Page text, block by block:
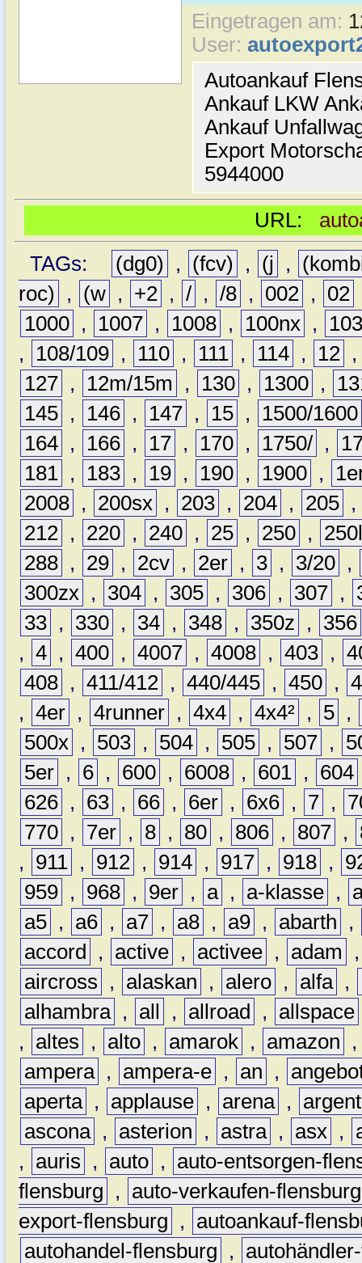
Eingetragen am:
User:
Autoankauf
Ankauf LKW
Ankauf
Export
5944000
URL:
TAGs:
(dg0) , (fcv) , (j ,
roc)
, (w , +2 , / , /8 , 002 , 02
1000 , 1007 , 1008 , 100nx ,
,
108/109 , 110 , 111 , 114 , 12
127 , 12m/15m , 130 , 1300 ,
145 , 146 , 147 , 15 ,
1500/1600
164 , 166 , 17 , 170 , 1750/ ,
181 , 183 , 19 , 190 , 1900 ,
2008 , 200sx , 203 , 204 , 205 ,
212 , 220 , 240 , 25 , 250 ,
288 , 29 , 2cv , 2er , 3 , 3/20 ,
300zx , 304 , 305 , 306 , 307 ,
33 , 330 , 34 , 348 , 350z ,
356
, 4 , 400 , 4007 , 4008 , 403 ,
408 , 411/412 , 440/445 , 450 ,
, 4er , 4runner , 4x4 , 4x4² , 5 ,
500x , 503 , 504 , 505 , 507 ,
5er , 6 , 600 , 6008 , 601 , 604
626 , 63 , 66 , 6er , 6x6 , 7 ,
770 , 7er , 8 , 80 , 806 , 807 ,
,
911 , 912 , 914 , 917 , 918 ,
959 , 968 , 9er , a , a-klasse ,
a5 , a6 , a7 , a8 , a9 , abarth
,
accord
, active , activee , adam
aircross
, alaskan , alero , alfa ,
alhambra , all , allroad , allspace
,
altes , alto , amarok , amazon
ampera , ampera-e , an ,
aperta , applause , arena ,
ascona , asterion , astra , asx ,
,
auris , auto ,
auto-entsorgen-
flensburg
,
auto-verkaufen-flensburg
export-flensburg
,
autoankauf-
autohandel-flensburg
,